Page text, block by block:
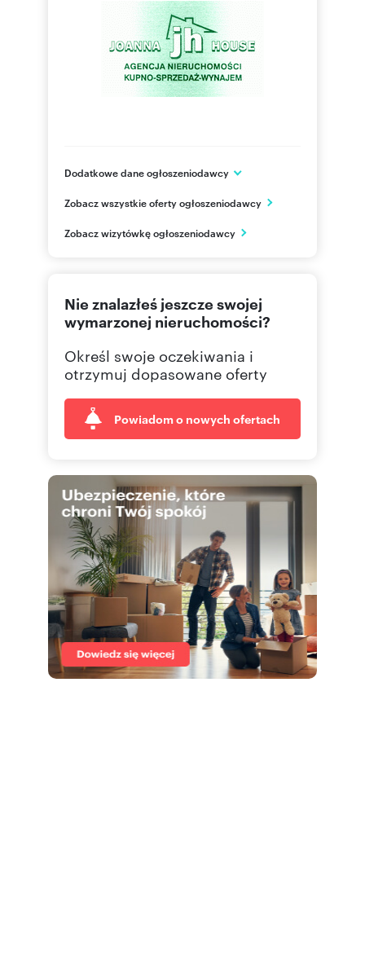
Dodatkowe dane ogłoszeniodawcy
Warszawa
PL
22 627 Pokaż telefon
Zobacz wszystkie oferty ogłoszeniodawcy
Zobacz wizytówkę ogłoszeniodawcy
Nie znalazłeś jeszcze swojej
wymarzonej nieruchomości?
Określ swoje oczekiwania i
otrzymuj dopasowane oferty
Powiadom o nowych ofertach